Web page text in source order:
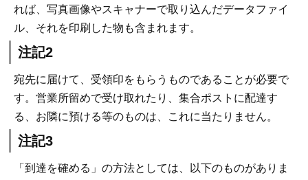
れば、写真画像やスキャナーで取り込んだデータファイ
ル、それを印刷した物も含まれます。
注記2
宛先に届けて、受領印をもらうものであることが必要で
す。営業所留めで受け取れたり、集合ポストに配達す
る、お隣に預ける等のものは、これに当たりません。
注記3
「到達を確める」の方法としては、以下のものがありま